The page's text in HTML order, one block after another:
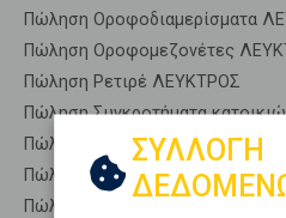
Πώληση Οροφοδιαμερίσματα
Πώληση Οροφομεζονέτες
Πώληση Ρετιρέ ΛΕΥΚΤΡΟΣ
Πώληση Συγκροτήματα
Πώληση Υπόγεια ΛΕΥΚΤΡΟΣ
Πώληση Υπόσκαφα ΛΕΥΚΤΡΟΣ
Πώληση Υπολ. υψουν ΛΕΥΚΤΡΟΣ
ΣΥΛΛΟΓΗ